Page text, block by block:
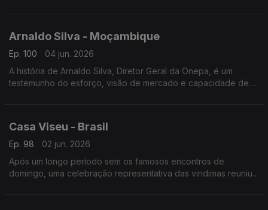
Arnaldo Silva - Moçambique
Ep. 100
04 jun. 2026
A história de Arnaldo Silva, Diretor Geral da Onepa, é um
testemunho do esforço, visão de mercado e capacidade de
Casa Viseu - Brasil
Ep. 98
02 jun. 2026
Após um longo período sem os famosos encontros de
domingo, uma celebração representativa das vindimas reuniu